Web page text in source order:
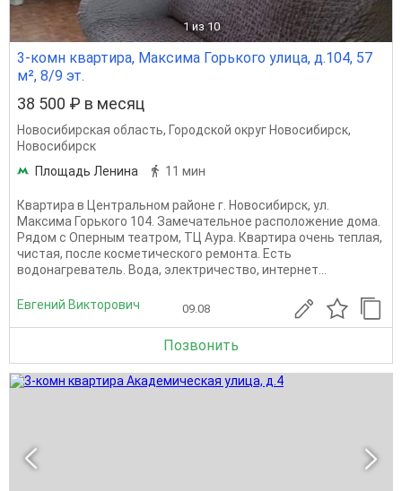
1 из 10
3-комн квартира, Максима Горького улица, д.104, 57
м², 8/9 эт.
38 500 ₽ в месяц
Новосибирская область, Городской округ Новосибирск,
Новосибирск
Площадь Ленина
11 мин
Квартира в Центральном районе г. Новосибирск, ул.
Максима Горького 104. Замечательное расположение дома.
Рядом с Оперным театром, ТЦ Аура. Квартира очень теплая,
чистая, после косметического ремонта. Есть
водонагреватель. Вода, электричество, интернет...
Евгений Викторович 09.08
Позвонить